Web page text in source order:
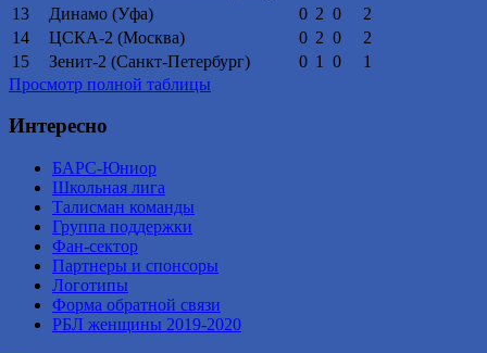
13
Динамо (Уфа) 0 2 0
2
14
ЦСКА-2 (Москва) 0 2 0
2
15
Зенит-2 (Санкт-Петербург) 0 1 0
1
Просмотр полной таблицы
Интересно
БАРС-Юниор
Школьная лига
Талисман команды
Группа поддержки
Фан-сектор
Партнеры и спонсоры
Логотипы
Форма обратной связи
РБЛ женщины 2019-2020